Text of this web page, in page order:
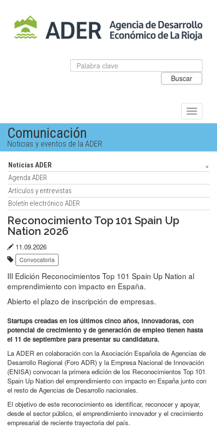
Salto
al
contenido
Datos
para
Introduzca
el
Buscar
Alternar
Comunicación
Noticias y eventos de la ADER
Noticias ADER
Agenda ADER
Artículos y entrevistas
Boletín electrónico ADER
Reconocimiento Top 101 Spain Up
Nation 2026
Fecha
de
publicación:
11.09.2026
Etiquetas:
Convocatoria
III Edición Reconocimientos Top 101 Spain Up Nation al
emprendimiento con impacto en España.
Abierto el plazo de inscripción de empresas.
Startups creadas en los últimos cinco años, innovadoras, con
potencial de crecimiento y de generación de empleo tienen hasta
el 11 de septiembre para presentar su candidatura.
La ADER en colaboración con la Asociación Española de Agencias de
Desarrollo Regional (Foro ADR) y la Empresa Nacional de Innovación
(ENISA) convocan la primera edición de los Reconocimientos Top 101
Spain Up Nation del emprendimiento con impacto en España junto con
el resto de Agencias de Desarrollo nacionales.
El objetivo de este reconocimiento es identificar, reconocer y apoyar,
desde el sector público, el emprendimiento innovador y el crecimiento
empresarial de reciente trayectoria del país.